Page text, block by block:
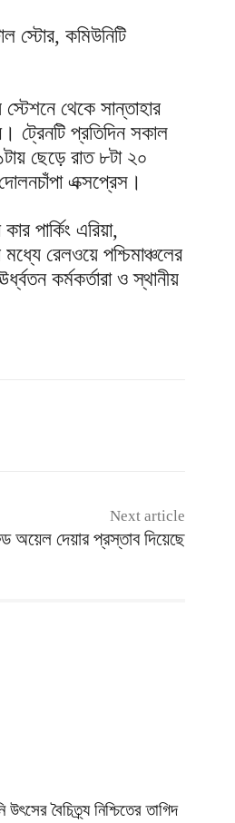
স্টোর, কমিউনিটি
থেকে সান্তাহার
ট্রেনটি প্রতিদিন সকাল
ছেড়ে রাত ৮টা ২০
এক্সপ্রেস।
পার্কিং এরিয়া,
রেলওয়ে পশ্চিমাঞ্চলের
কর্মকর্তারা ও স্থানীয়
Next article
দেয়ার প্রস্তাব দিয়েছে
উৎসের বৈচিত্র্য নিশ্চিতের তাগিদ